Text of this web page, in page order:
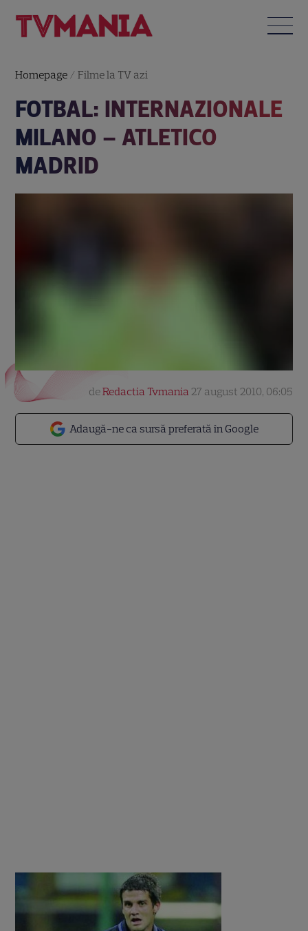
Homepage /Filme la TV azi
FOTBAL: INTERNAZIONALE
MILANO – ATLETICO
MADRID
Adaugă-ne ca sursă preferată în Google
deRedactia Tvmania 27 august 2010, 06:05